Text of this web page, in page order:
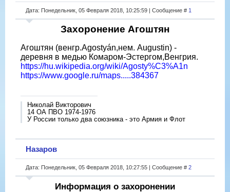
Дата: Понедельник, 05 Февраля 2018, 10:25:59 | Сообщение # 1
Захоронение Агоштян
Агоштян (венгр.Agostyán,нем. Augustin) -
деревня в медью Комаром-Эстергом,Венгрия.
https://hu.wikipedia.org/wiki/Agosty%C3%A1n
https://www.google.ru/maps.....384367
Николай Викторович
14 ОА ПВО 1974-1976
У России только два союзника - это Армия и Флот
Назаров
Дата: Понедельник, 05 Февраля 2018, 10:27:55 | Сообщение # 2
Информация о захоронении